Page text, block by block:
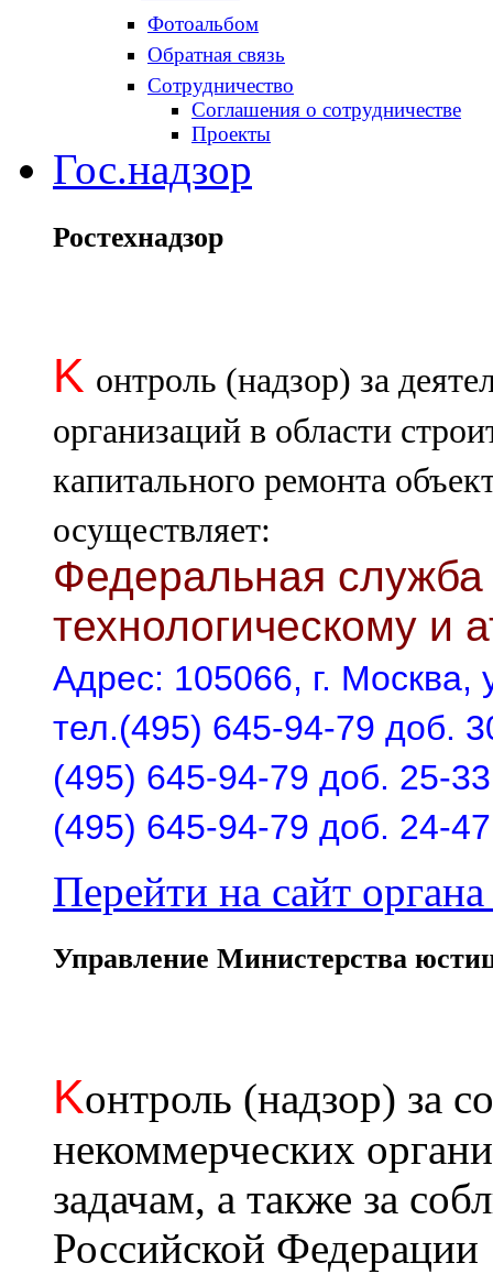
Фотоальбом
Обратная связь
Сотрудничество
Соглашения о сотрудничестве
Проекты
Гос.надзор
Ростехнадзор
K онтроль (надзор) за
организаций в области
капитального ремонта
осуществляет:
Федеральная служба
технологическому и
Адрес: 105066, г. Москва,
тел.(495) 645-94-79 доб.
(495) 645-94-79 доб. 25-33
(495) 645-94-79 доб. 24-47
Перейти на сайт
Управление Министерства
Kонтроль (надзор) за
некоммерческих
задачам, а также за
Российской Федерации